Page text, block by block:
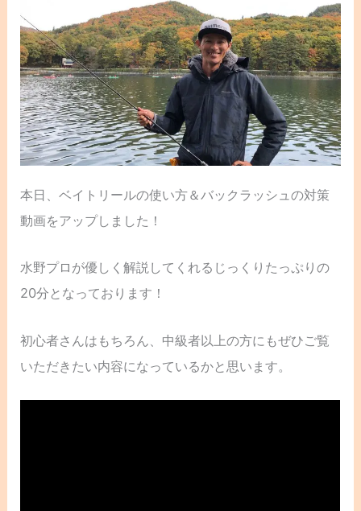
本日、ベイトリールの使い方＆バックラッシュの対策
動画をアップしました！
水野プロが優しく解説してくれるじっくりたっぷりの
20分となっております！
初心者さんはもちろん、中級者以上の方にもぜひご覧
いただきたい内容になっているかと思います。